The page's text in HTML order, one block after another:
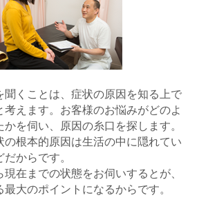
聞くことは、症状の原因を知る上で
考えます。お客様のお悩みがどのよ
かを伺い、原因の糸口を探します。
の根本的原因は生活の中に隠れてい
からです。
在までの状態をお伺いするとが、
大のポイントになるからです。